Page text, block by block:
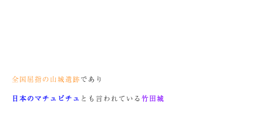
全国屈指の山城遺跡であり
日本のマチュピチュ とも言われている竹田城